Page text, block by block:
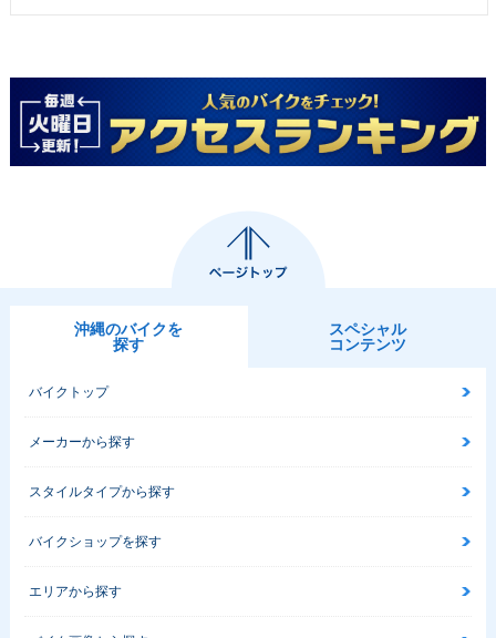
沖縄のバイクを
探す
スペシャル
コンテンツ
バイクトップ
メーカーから探す
スタイルタイプから探す
バイクショップを探す
エリアから探す